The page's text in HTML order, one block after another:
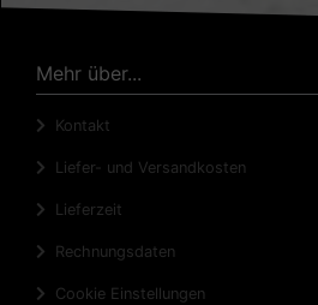
Mehr über...
Kontakt
Liefer- und Versandkosten
Lieferzeit
Rechnungsdaten
Cookie Einstellungen